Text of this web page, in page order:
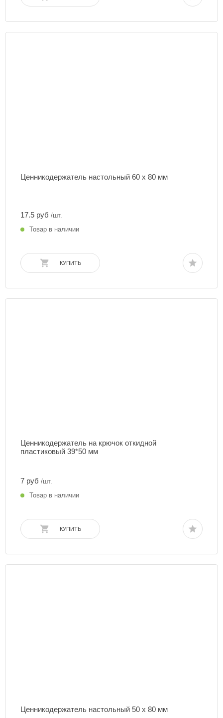
Ценникодержатель настольный 60 х 80 мм
17.5 руб /шт.
Товар в наличии
КУПИТЬ
Ценникодержатель на крючок откидной
пластиковый 39*50 мм
7 руб /шт.
Товар в наличии
КУПИТЬ
Ценникодержатель настольный 50 х 80 мм